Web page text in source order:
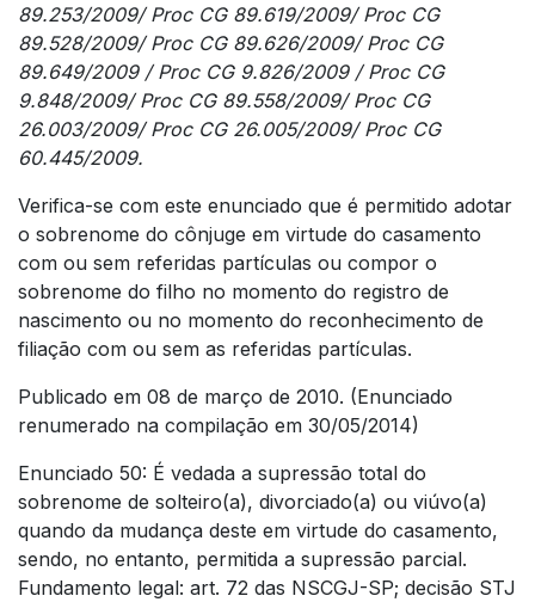
89.253/2009/ Proc CG 89.619/2009/ Proc CG
89.528/2009/ Proc CG 89.626/2009/ Proc CG
89.649/2009 / Proc CG 9.826/2009 / Proc CG
9.848/2009/ Proc CG 89.558/2009/ Proc CG
26.003/2009/ Proc CG 26.005/2009/ Proc CG
60.445/2009.
Verifica-se com este enunciado que é permitido adotar
o sobrenome do cônjuge em virtude do casamento
com ou sem referidas partículas ou compor o
sobrenome do filho no momento do registro de
nascimento ou no momento do reconhecimento de
filiação com ou sem as referidas partículas.
Publicado em 08 de março de 2010. (Enunciado
renumerado na compilação em 30/05/2014)
Enunciado 50: É vedada a supressão total do
sobrenome de solteiro(a), divorciado(a) ou viúvo(a)
quando da mudança deste em virtude do casamento,
sendo, no entanto, permitida a supressão parcial.
Fundamento legal: art. 72 das NSCGJ-SP; decisão STJ